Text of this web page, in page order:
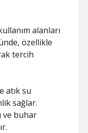
alanları
özellikle
tercih
atık su
sağlar.
ve buhar